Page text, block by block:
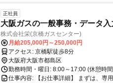
正社員
大阪ガスの一般事務・データ入
株式会社栄(京橋ガスセンター)
月給205,000円～250,000円
アクセス: 京橋駅徒歩8分
大阪府大阪市都島区
勤務時間・曜日: 8:00～17:00 (休憩時
仕事内容: 【お仕事詳細】 まずは、専